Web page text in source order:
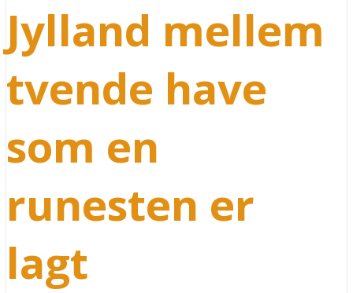
Jylland mellem
tvende have
som en
runesten er
lagt